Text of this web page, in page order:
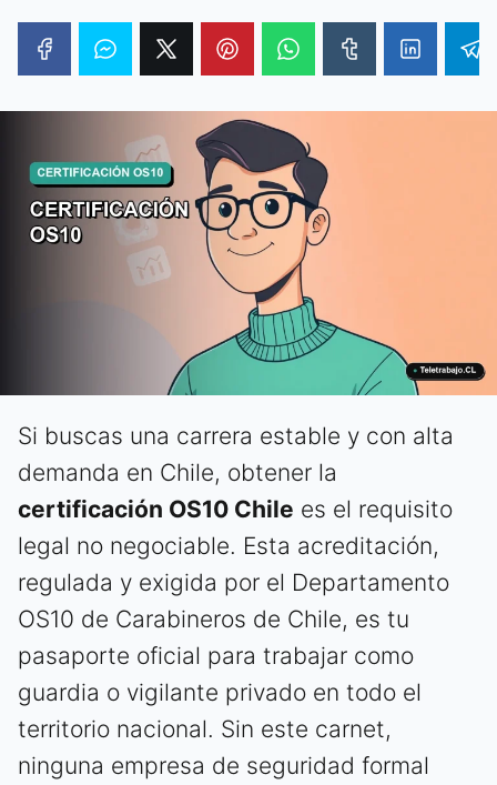
Si buscas una carrera estable y con alta
demanda en Chile, obtener la
certificación OS10 Chile es el requisito
legal no negociable. Esta acreditación,
regulada y exigida por el Departamento
OS10 de Carabineros de Chile, es tu
pasaporte oficial para trabajar como
guardia o vigilante privado en todo el
territorio nacional. Sin este carnet,
ninguna empresa de seguridad formal